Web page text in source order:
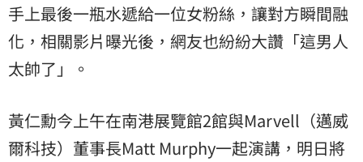
手上最後一瓶水遞給一位女粉絲，讓對方瞬間融
化，相關影片曝光後，網友也紛紛大讚「這男人
太帥了」。
黃仁勳今上午在南港展覽館2館與Marvell（邁威
爾科技）董事長Matt Murphy一起演講，明日將